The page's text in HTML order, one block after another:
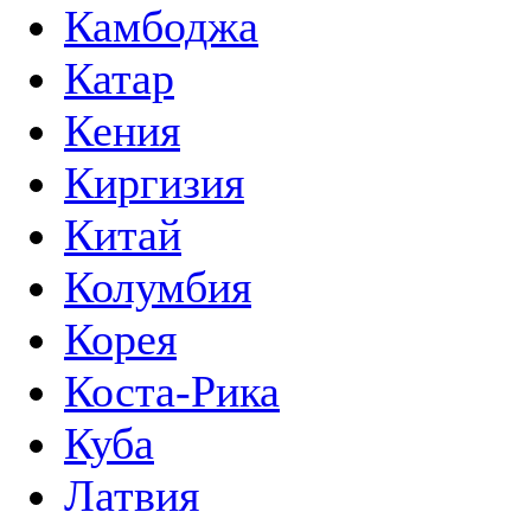
Камбоджа
Катар
Кения
Киргизия
Китай
Колумбия
Корея
Коста-Рика
Куба
Латвия